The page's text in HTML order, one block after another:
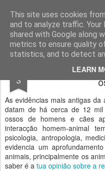
This site uses cookies
and to analyze traffic.
shared with Google along
metrics to ensure quality
statistics, and to detect
LEARN
Geopalavras
canal800 clique ZapCanal
3
Geodilema: a
As evidências mais antigas
datam de há cerca de 12
ossos de homens e cães
interacção homem-animal
psicologia, antropologia,
evidencia um
animais, principalmente os
saber é a tua opinião sobre a